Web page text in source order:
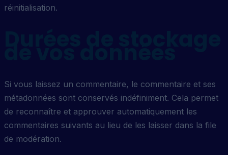
réinitialisation.
Si vous laissez un commentaire, le commentaire et ses
métadonnées sont conservés indéfiniment. Cela permet
de reconnaître et approuver automatiquement les
commentaires suivants au lieu de les laisser dans la file
de modération.